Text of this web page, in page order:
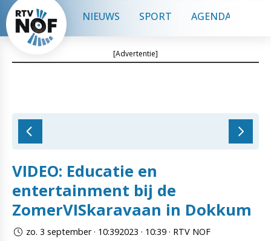
NIEUWS SPORT AGENDA
[Advertentie]
VIDEO: Educatie en
entertainment bij de
ZomerVISkaravaan in Dokkum
zo. 3 september · 10:392023 · 10:39 · RTV NOF